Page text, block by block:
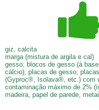
giz, calcita
marga (mistura de argila e cal)
gesso; blocos de gesso (à
cálcio); placas de gesso;
(Gyproc®, Isolava®, etc.) com
contaminação máximo de 2%
madeira, papel de parede,